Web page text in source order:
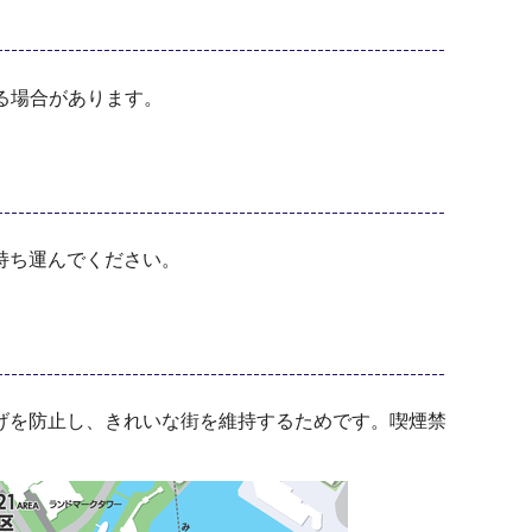
合があります。
運んでください。
防止し、きれいな街を維持するためです。喫煙禁